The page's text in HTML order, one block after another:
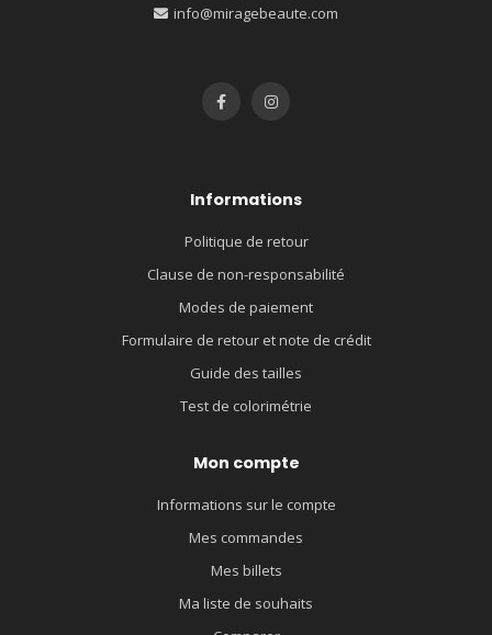
info@miragebeaute.com
Informations
Politique de retour
Clause de non-responsabilité
Modes de paiement
Formulaire de retour et note de crédit
Guide des tailles
Test de colorimétrie
Mon compte
Informations sur le compte
Mes commandes
Mes billets
Ma liste de souhaits